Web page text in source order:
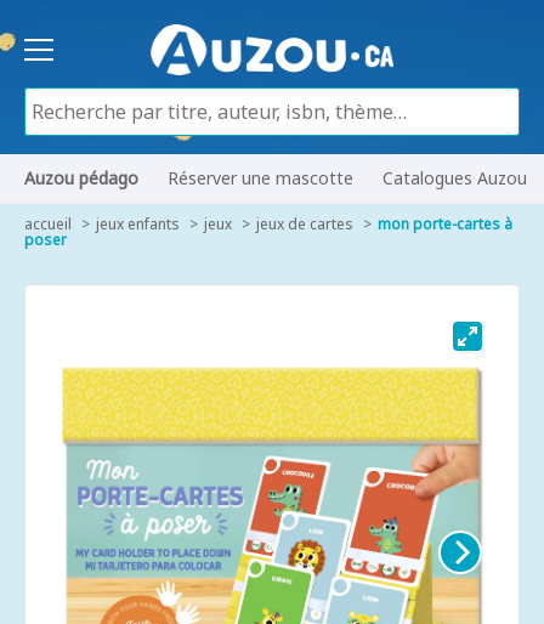
Auzou pédago Réserver une mascotte Catalogues Auzou
accueil jeux enfants jeux jeux de cartes mon porte-cartes à
poser